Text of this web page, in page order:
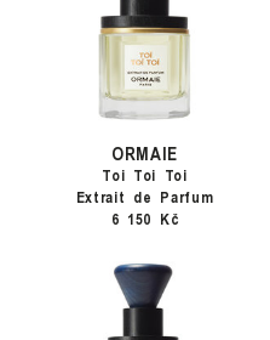
ORMAIE
Toi Toi Toi
Extrait de Parfum
6 150 Kč